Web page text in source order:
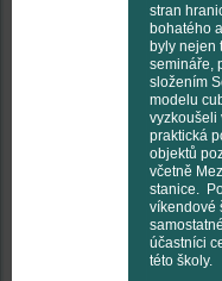
stran
bohatého
byly nejen
semináře,
složením
modelu
vyzkoušeli
praktická
objektů
včetně
stanice.
víkendové
účastníci
této školy.